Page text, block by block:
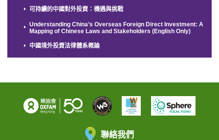
可持續的中國對外投資：機遇與挑戰
Understanding China’s Overseas Foreign Direct Investment: A
Mapping of Chinese Laws and Stakeholders (English Only)
中國境外投資法律體系概論
聯絡我們